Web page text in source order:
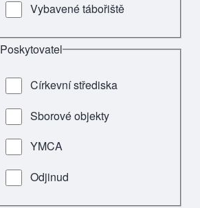
Vybavené tábořiště
Poskytovatel
Církevní střediska
Sborové objekty
YMCA
Odjinud